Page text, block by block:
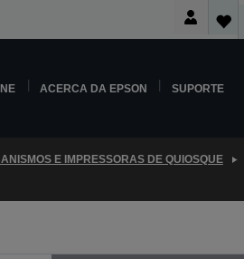
ACERCA DA EPSON SUPORTE
E IMPRESSORAS DE QUIOSQUE